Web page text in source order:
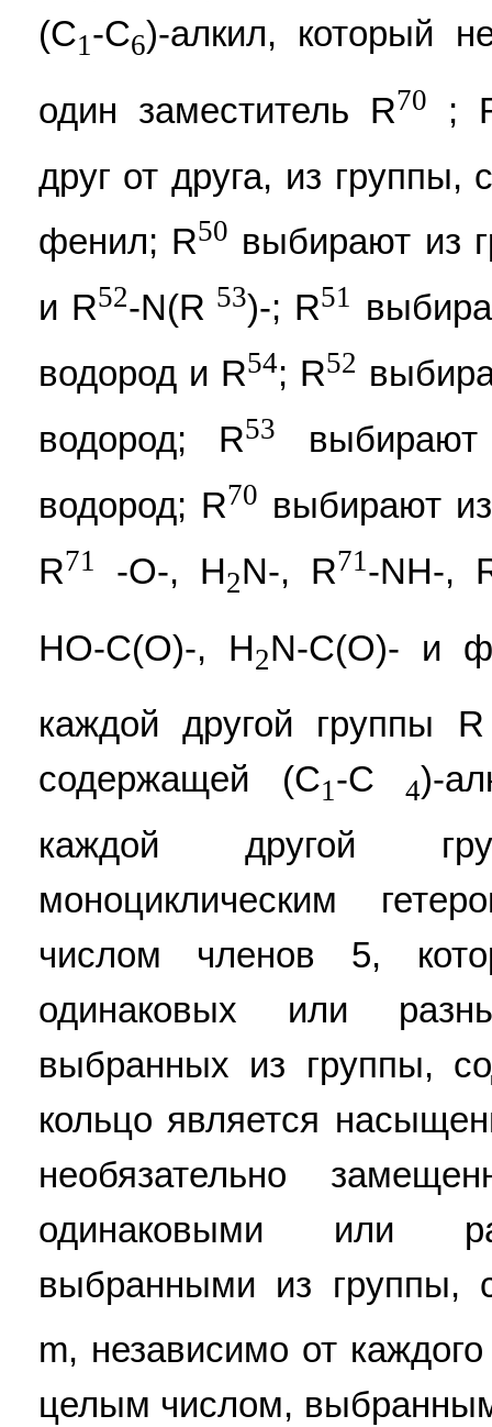
(C1 -C6)-алкил, который
один заместитель R70
;
друг от друга, из
фенил; R50 выбирают из
и R52-N(R 53)-; R51
водород и R54; R52
водород; R53
водород; R70 выбирают
R71 -O-, H2N-, R71-NH-,
HO-C(O)-, H2N-C(O)- и
каждой другой группы R
содержащей (C1 -C 4)-
каждой другой
моноциклическим
числом членов 5,
одинаковых или
выбранных из группы,
кольцо является
необязательно
одинаковыми или
выбранными из группы,
m, независимо от
целым числом,